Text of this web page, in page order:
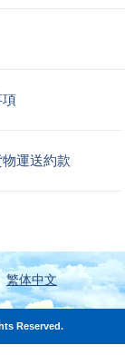
運送約款
繁体中文
Reserved.